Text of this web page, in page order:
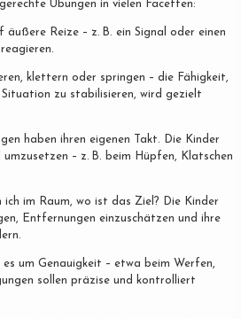
Übungen in vielen Facetten:
äußere Reize – z. B. ein Signal oder einen
klettern oder springen – die Fähigkeit,
zu stabilisieren, wird gezielt
haben ihren eigenen Takt. Die Kinder
umzusetzen – z. B. beim Hüpfen, Klatschen
ich im Raum, wo ist das Ziel? Die Kinder
Entfernungen einzuschätzen und ihre
es um Genauigkeit – etwa beim Werfen,
sollen präzise und kontrolliert